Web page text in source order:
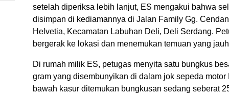
setelah diperiksa lebih lanjut, ES mengakui bahwa
disimpan di kediamannya di Jalan Family Gg.
Helvetia, Kecamatan Labuhan Deli, Deli Serdang.
bergerak ke lokasi dan menemukan temuan yang
Di rumah milik ES, petugas menyita satu bungkus
gram yang disembunyikan di dalam jok sepeda motor
bawah kasur ditemukan bungkusan sedang seberat